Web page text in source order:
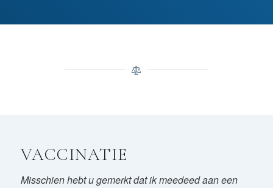
VACCINATIE
Misschien hebt u gemerkt dat ik meedeed aan een